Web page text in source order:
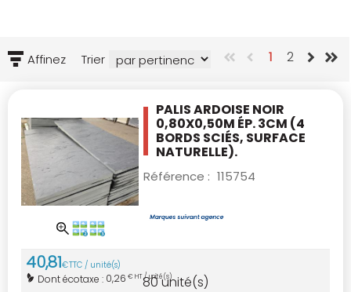
Affinez Trier 1 2
PALIS ARDOISE NOIR
0,80X0,50M ÉP. 3CM (4
BORDS SCIÉS, SURFACE
NATURELLE).
Référence : 115754
40,81€TTC / unité(s)
Dont écotaxe : 0,26 € HT / unité(s)
80unité(s)